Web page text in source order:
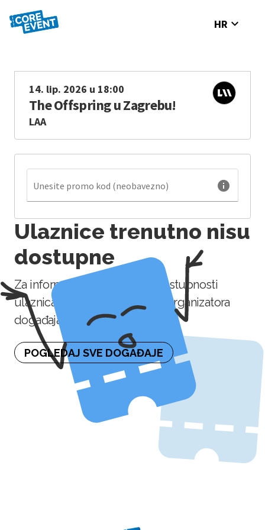
HR expand_more
14. lip. 2026 u 18:00
The Offspring u Zagrebu!
LAA
Unesite promo kod (neobavezno) info
Ulaznice trenutno nisu
dostupne
Za informaciju o naknadnoj dostupnosti
ulaznica molimo kontaktirajte organizatora
događaja.
POGLEDAJ SVE DOGAĐAJE